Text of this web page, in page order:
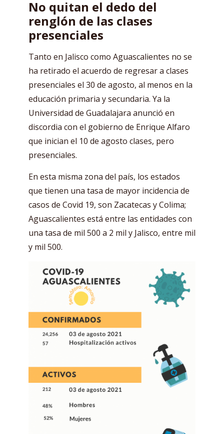
No quitan el dedo del
renglón de las clases
presenciales
Tanto en Jalisco como Aguascalientes no se
ha retirado el acuerdo de regresar a clases
presenciales el 30 de agosto, al menos en la
educación primaria y secundaria. Ya la
Universidad de Guadalajara anunció en
discordia con el gobierno de Enrique Alfaro
que inician el 10 de agosto clases, pero
presenciales.
En esta misma zona del país, los estados
que tienen una tasa de mayor incidencia de
casos de Covid 19, son Zacatecas y Colima;
Aguascalientes está entre las entidades con
una tasa de mil 500 a 2 mil y Jalisco, entre mil
y mil 500.